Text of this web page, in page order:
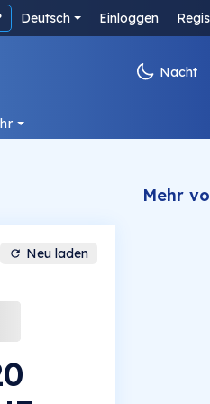
Deutsch Einloggen
Nacht
Neu laden
Mehr